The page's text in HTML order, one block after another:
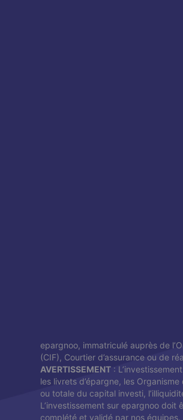
epargnoo, immatriculé auprès de
(CIF), Courtier d’assurance ou de
AVERTISSEMENT :
les livrets d’épargne, les
ou totale du capital investi,
L’investissement sur epargnoo
complété et validé par nos équipes.